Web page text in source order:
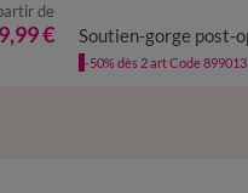
de
€
-50% dès 2 art Code 899013